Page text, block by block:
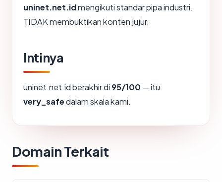
uninet.net.idmengikuti standar pipa industri.
TIDAK membuktikan konten jujur.
Intinya
uninet.net.id berakhir di 95/100 — itu
very_safedalam skala kami.
Domain Terkait